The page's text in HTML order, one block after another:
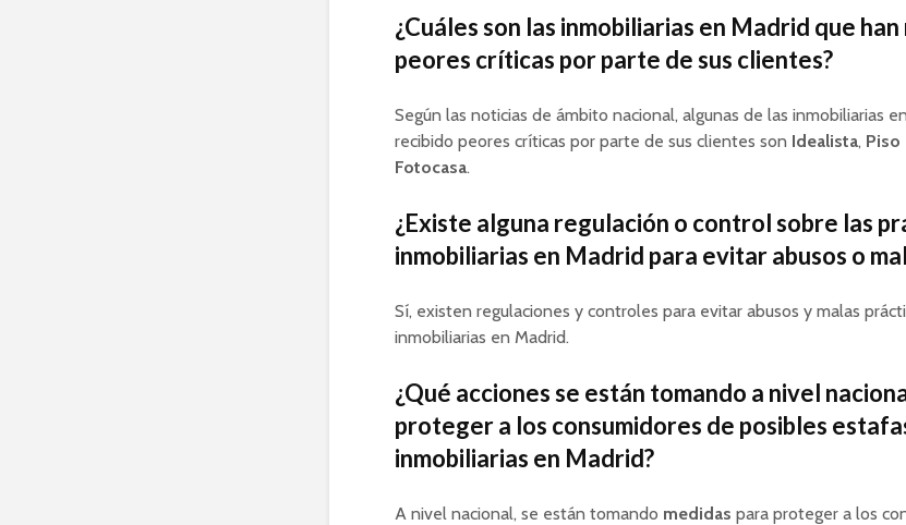
¿Cuáles son las inmobiliarias en Madrid que
peores críticas por parte de sus clientes?
Según las noticias de ámbito nacional, algunas de las inmobiliarias
recibido peores críticas por parte de sus clientes son Idealista, Piso
Fotocasa.
¿Existe alguna regulación o control sobre las
inmobiliarias en Madrid para evitar abusos o
Sí, existen regulaciones y controles para evitar abusos y malas
inmobiliarias en Madrid.
¿Qué acciones se están tomando a nivel
proteger a los consumidores de posibles
inmobiliarias en Madrid?
A nivel nacional, se están tomando medidas para proteger a los